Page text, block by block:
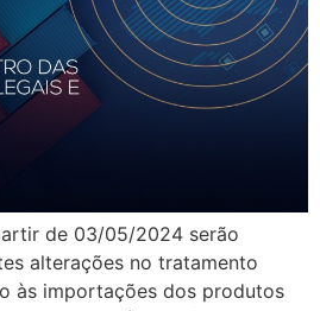
de 03/05/2024 serão
alterações no tratamento
às importações dos produtos